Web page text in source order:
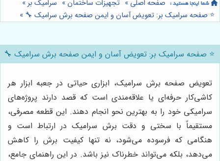
صفحه اصلی » تجهیزات ساختمان » سرامیک بر»
⭐️ صفحه سرامیک بر: تعویض آسان و ایمن صفحه برش سرامیک 🔧 »
⭐️ صفحه سرامیک بر: تعویض آسان و ایمن صفحه برش سرامیک 🔧
تعویض صفحه برش سرامیک، ابزاری حیاتی در جعبه ابزار هر
کاشی‌کار حرفه‌ای یا علاقه‌مندی است که قصد دارند پروژه‌های
سرامیکی خود را به بهترین نحو انجام دهند. این قطعه مصرفی،
مستقیماً با سختی و دقت برش سرامیک در ارتباط است و
هنگامی که فرسوده می‌شود، نه تنها کیفیت برش را کاهش
می‌دهد، بلکه می‌تواند خطرناک نیز باشد. در این راهنمای جامع،